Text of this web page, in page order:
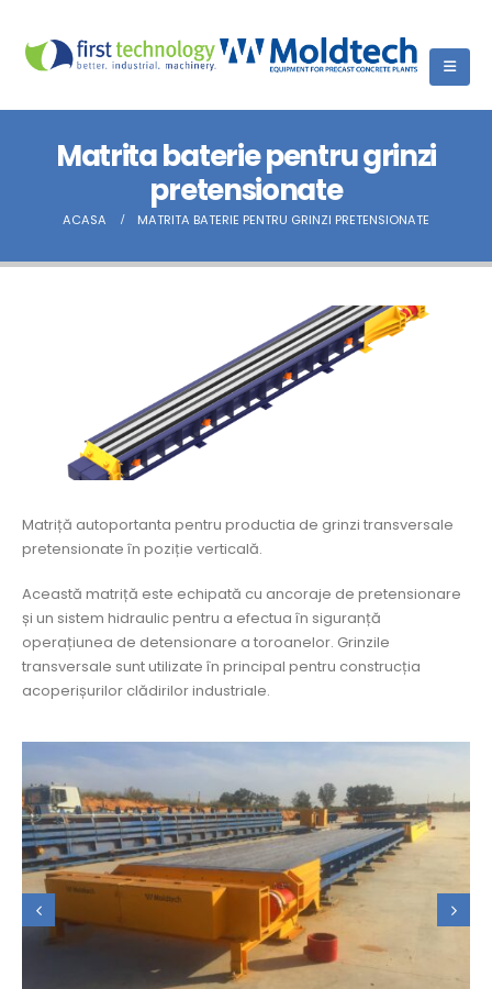
Matrita baterie pentru grinzi
pretensionate
ACASA MATRITA BATERIE PENTRU GRINZI PRETENSIONATE
Matriță autoportanta pentru productia de grinzi transversale
pretensionate în poziție verticală.
Această matriță este echipată cu ancoraje de pretensionare
și un sistem hidraulic pentru a efectua în siguranță
operațiunea de detensionare a toroanelor. Grinzile
transversale sunt utilizate în principal pentru construcția
acoperișurilor clădirilor industriale.